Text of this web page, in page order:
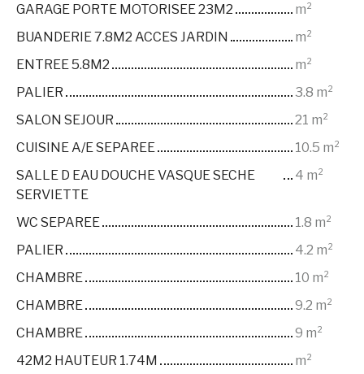
GARAGE PORTE MOTORISEE 23M2
m²
BUANDERIE 7.8M2 ACCES JARDIN
m²
ENTREE 5.8M2
m²
PALIER
3.8 m²
SALON SEJOUR
21 m²
CUISINE A/E SEPAREE
10.5 m²
SALLE D EAU DOUCHE VASQUE SECHE
SERVIETTE
4 m²
WC SEPAREE
1.8 m²
PALIER
4.2 m²
CHAMBRE
10 m²
CHAMBRE
9.2 m²
CHAMBRE
9 m²
42M2 HAUTEUR 1.74M
m²